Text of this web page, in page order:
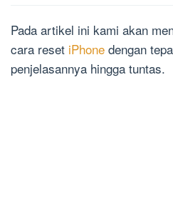
Pada artikel ini kami akan
cara reset iPhone dengan
penjelasannya hingga tuntas.